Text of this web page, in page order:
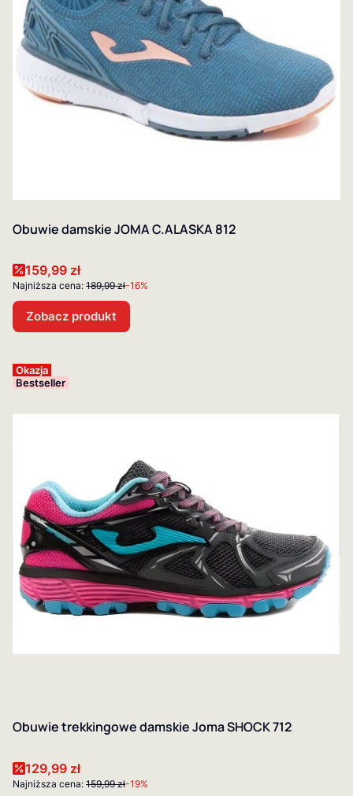
Obuwie damskie JOMA C.ALASKA 812
Cena promocyjna
159,99 zł
Najniższa cena: 189,99 zł-16%
Zobacz produkt
Okazja
Bestseller
Obuwie trekkingowe damskie Joma SHOCK 712
Cena promocyjna
129,99 zł
Najniższa cena: 159,99 zł-19%